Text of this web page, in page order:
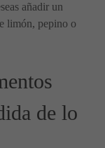
añadir un
limón, pepino o
de lo